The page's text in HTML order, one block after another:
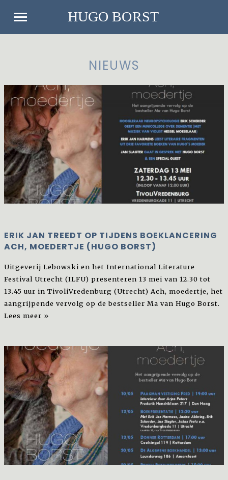
NIEUWS
ERIK JAN TREEDT OP TIJDENS BOEKLANCERING
ACH, MOEDERTJE (HUGO BORST)
Uitgeverij Lebowski en het International Literature
Festival Utrecht (ILFU) presenteren 13 mei van 12.30 tot
13.45 uur in TivoliVredenburg (Utrecht) Ach, moedertje, het
aangrijpende vervolg op de bestseller Ma van Hugo Borst.
Lees meer »